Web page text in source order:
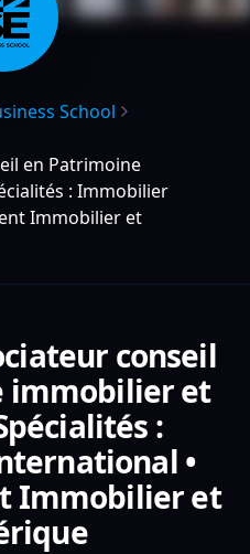
School
en Patrimoine
: Immobilier
Immobilier et
conseil
immobilier et
:
•
Immobilier et